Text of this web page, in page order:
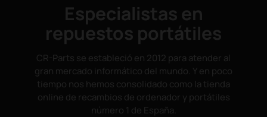
Especialistas en
repuestos portátiles
CR-Parts se estableció en 2012 para atender al
gran mercado informático del mundo. Y en poco
tiempo nos hemos consolidado como la tienda
online de recambios de ordenador y portátiles
número 1 de España.